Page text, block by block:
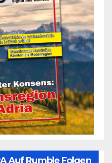
Auf Rumble Folgen